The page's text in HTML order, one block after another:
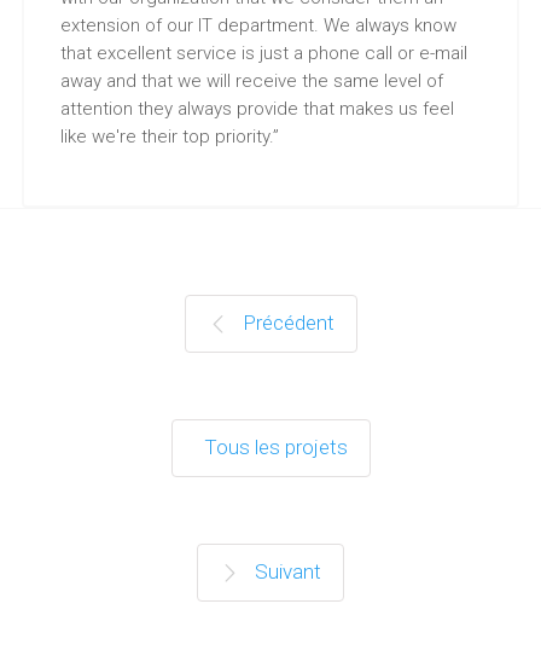
extension of our IT department. We always know
that excellent service is just a phone call or e-mail
away and that we will receive the same level of
attention they always provide that makes us feel
like we're their top priority.”
Précédent
Tous les projets
Suivant